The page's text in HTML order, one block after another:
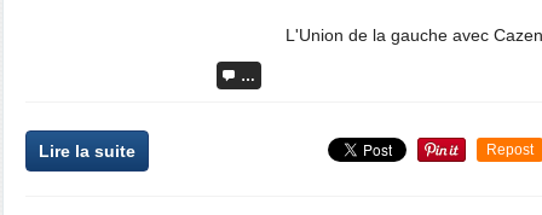
…
L'Union de la gauche avec
Lire la suite Repost